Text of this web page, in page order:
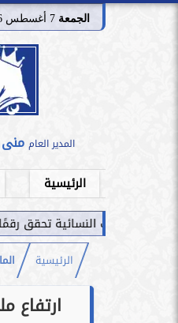
الجمعة
المدير العام منى
الرئيسية
تحقق رقمًا قياسيًّا في أكبر 500 شركة عالمية.. قراءة استثمارية...
الرئيسية
ارتفاع ملحوظ